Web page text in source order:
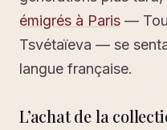
émigrés à Paris —
Tsvétaïeva — se
langue française.
L’achat de la